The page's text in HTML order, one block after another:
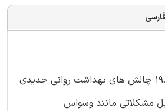
بیماری همه گیر کووید19 چالش های بهداشت روانی جدیدی
مشکلاتی مانند وسواس